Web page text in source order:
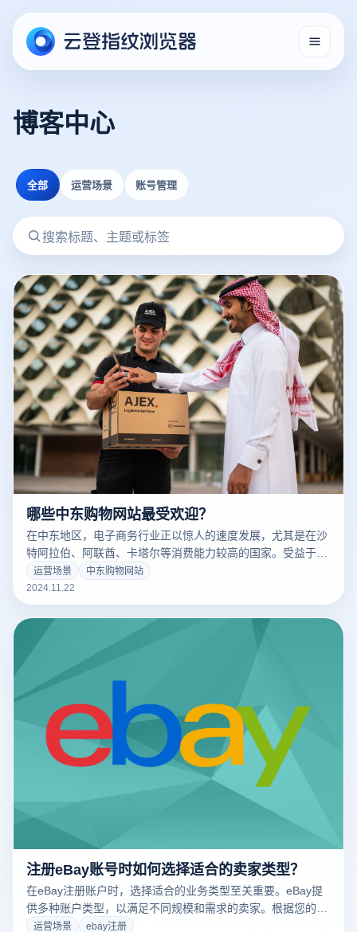
博客中心
全部 运营场景 账号管理
哪些中东购物网站最受欢迎？
在中东地区，电子商务行业正以惊人的速度发展，尤其是在沙
特阿拉伯、阿联酋、卡塔尔等消费能力较高的国家。受益于互
联网普及率的提升、移动支付的推广以及消费者需求的多样
化，各类中东购物网站在逐渐崭露头角。从综合电商平台到专
注于某一领域的垂直电商，消费者可以轻松在线购买服装、电
子产品、家居用品甚至生鲜食品。本文将为您盘点一些在中东
地区最受欢迎的购物网站，帮助商家和消费者更好地了解这一
蓬勃发展的市场。
运营场景
中东购物网站
2024.11.22
注册eBay账号时如何选择适合的卖家类型？
在eBay注册账户时，选择适合的业务类型至关重要。eBay提
供多种账户类型，以满足不同规模和需求的卖家。根据您的业
务性质，选择合适的账户类型不仅会影响运营成本、使用工
运营场景
ebay注册